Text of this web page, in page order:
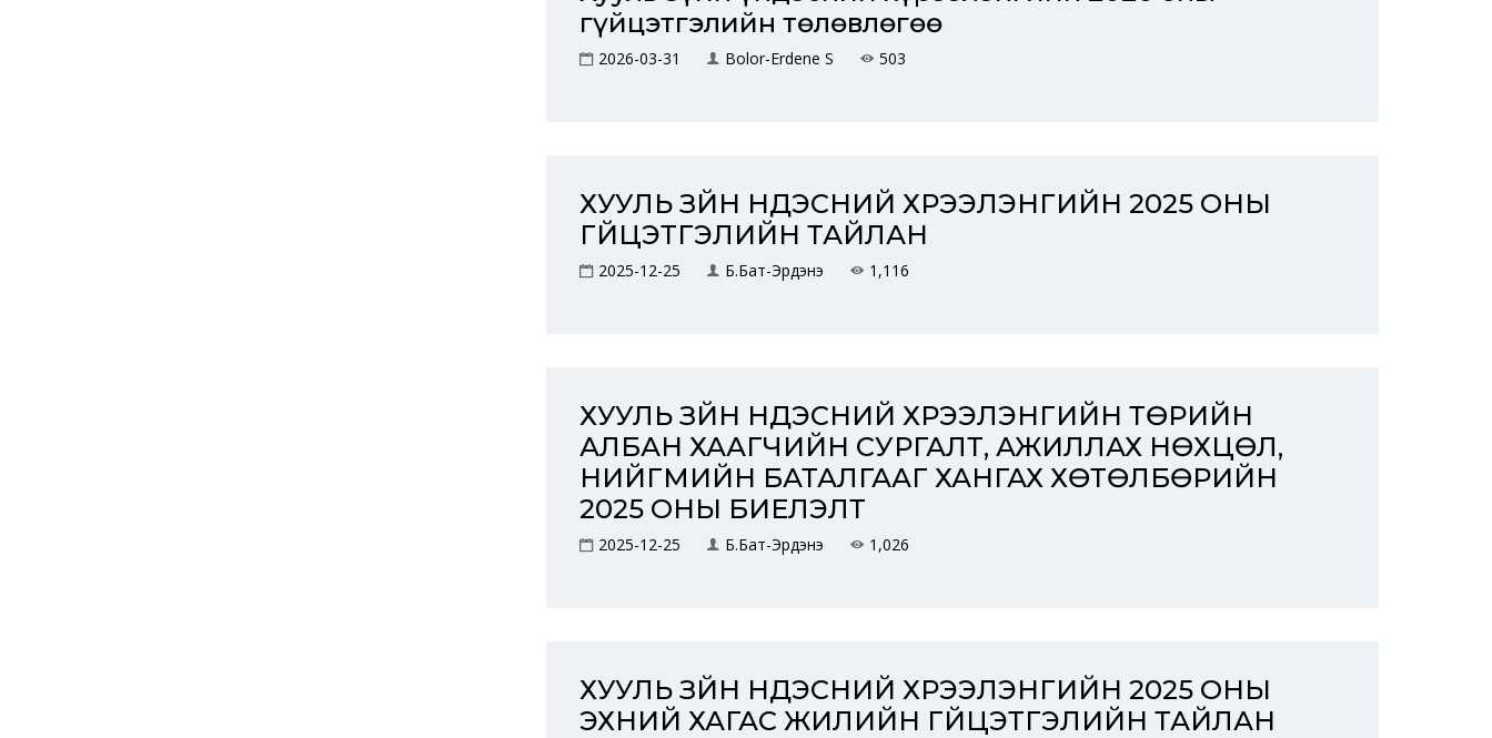
гүйцэтгэлийн төлөвлөгөө
2026-03-31 Bolor-Erdene S 503
ХУУЛЬ ЗҮЙН ҮНДЭСНИЙ ХҮРЭЭЛЭНГИЙН 2025 ОНЫ
ГҮЙЦЭТГЭЛИЙН ТАЙЛАН
2025-12-25 Б.Бат-Эрдэнэ 1,116
ХУУЛЬ ЗҮЙН ҮНДЭСНИЙ ХҮРЭЭЛЭНГИЙН ТӨРИЙН
АЛБАН ХААГЧИЙН СУРГАЛТ, АЖИЛЛАХ НӨХЦӨЛ,
НИЙГМИЙН БАТАЛГААГ ХАНГАХ ХӨТӨЛБӨРИЙН
2025 ОНЫ БИЕЛЭЛТ
2025-12-25 Б.Бат-Эрдэнэ 1,026
ХУУЛЬ ЗҮЙН ҮНДЭСНИЙ ХҮРЭЭЛЭНГИЙН 2025 ОНЫ
ЭХНИЙ ХАГАС ЖИЛИЙН ГҮЙЦЭТГЭЛИЙН ТАЙЛАН